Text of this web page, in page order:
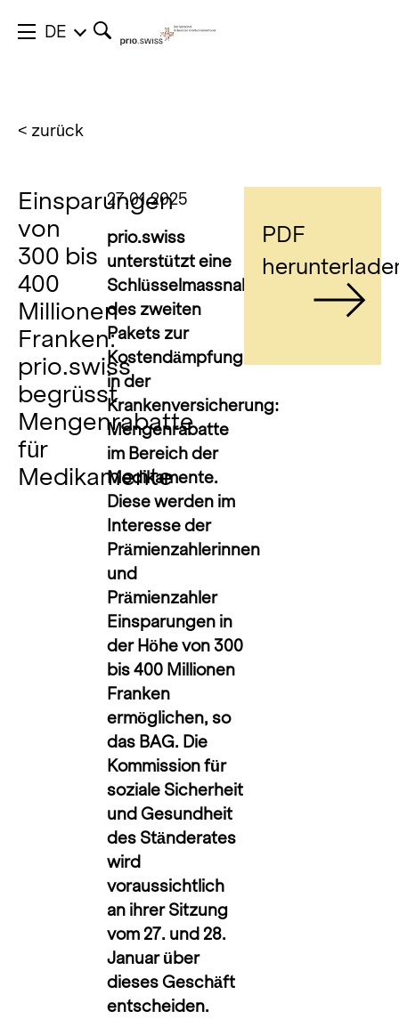
DE
< zurück
Einsparungen
von
300 bis
400
Millionen
Franken:
prio.swiss
begrüsst
Mengenrabatte
für
Medikamente
27.01.2025
prio.swiss
unterstützt eine
Schlüsselmassnahme
des zweiten
Pakets zur
Kostendämpfung
in der
Krankenversicherung:
Mengenrabatte
im Bereich der
Medikamente.
Diese werden im
Interesse der
Prämienzahlerinnen
und
Prämienzahler
Einsparungen in
der Höhe von 300
bis 400 Millionen
Franken
ermöglichen, so
das BAG. Die
Kommission für
soziale Sicherheit
und Gesundheit
des Ständerates
wird
voraussichtlich
an ihrer Sitzung
vom 27. und 28.
Januar über
dieses Geschäft
entscheiden.
PDF